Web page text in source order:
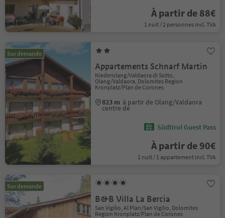
À partir de 88€
1 nuit / 2 personnes incl. TVA
Sur demande
Appartements Schnarf Martin
Niederolang/Valdaora di Sotto,
Olang/Valdaora, Dolomites Region
Kronplatz/Plan de Corones
823 m à partir de Olang/Valdaora
centre de
Südtirol Guest Pass
À partir de 90€
1 nuit / 1 appartement incl. TVA
Sur demande
B&B Villa La Bercia
San Vigilio, Al Plan/San Vigilio, Dolomites
Region Kronplatz/Plan de Corones